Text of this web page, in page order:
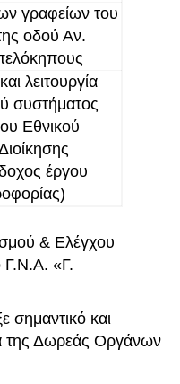
γραφείων του
οδού Αν.
λειτουργία
συστήματος
Εθνικού
έργου
& Ελέγχου
Γ.Ν.Α. «Γ.
σημαντικό και
της Δωρεάς Οργάνων